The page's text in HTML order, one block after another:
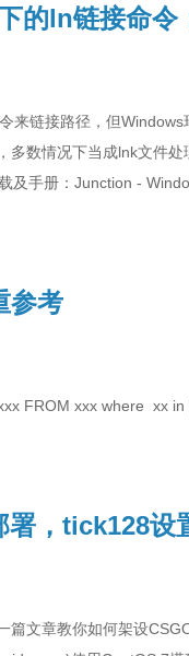
的ln链接命
来链接路径，但
多数情况下当成lnk文件
及手册：Junction -
参考
FROM xxx where xx
署，tick128设
篇文章教你如何架设